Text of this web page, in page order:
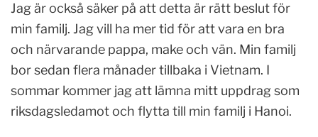
Jag är också säker på att detta är rätt beslut för
min familj. Jag vill ha mer tid för att vara en bra
och närvarande pappa, make och vän. Min familj
bor sedan flera månader tillbaka i Vietnam. I
sommar kommer jag att lämna mitt uppdrag som
riksdagsledamot och flytta till min familj i Hanoi.